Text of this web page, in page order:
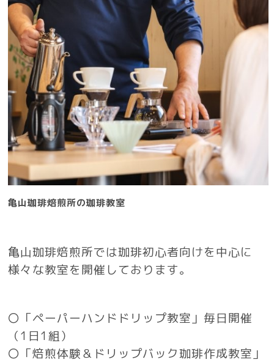
亀山珈琲焙煎所の珈琲教室
亀山珈琲焙煎所では珈琲初心者向けを中心に
様々な教室を開催しております。
〇「ペーパーハンドドリップ教室」毎日開催
（1日1組）
〇「焙煎体験＆ドリップバック珈琲作成教室」